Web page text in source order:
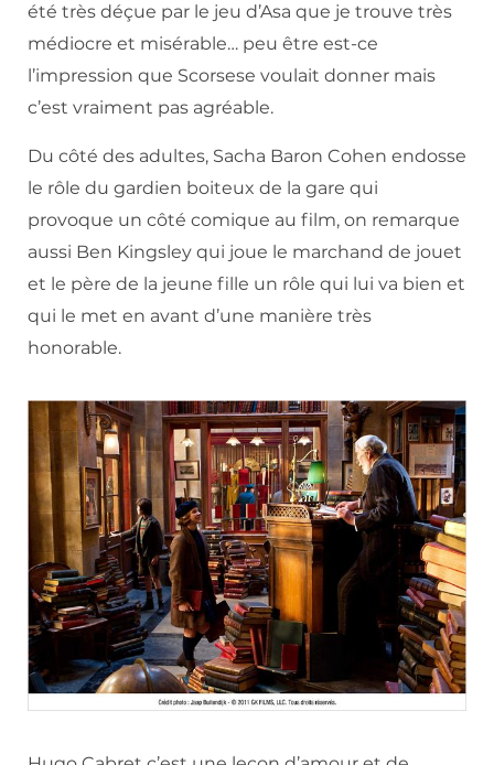
été très déçue par le jeu d’Asa que je trouve très
médiocre et misérable… peu être est-ce
l’impression que Scorsese voulait donner mais
c’est vraiment pas agréable.
Du côté des adultes, Sacha Baron Cohen endosse
le rôle du gardien boiteux de la gare qui
provoque un côté comique au film, on remarque
aussi Ben Kingsley qui joue le marchand de jouet
et le père de la jeune fille un rôle qui lui va bien et
qui le met en avant d’une manière très
honorable.